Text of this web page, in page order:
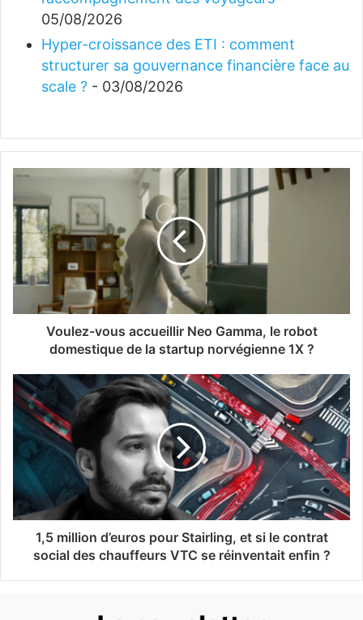
05/08/2026
Hyper-croissance des ETI : comment
structurer sa gouvernance financière face au
scale ? - 03/08/2026
Voulez-vous accueillir Neo Gamma, le robot
domestique de la startup norvégienne 1X ?
1,5 million d’euros pour Stairling, et si le contrat
social des chauffeurs VTC se réinventait enfin ?